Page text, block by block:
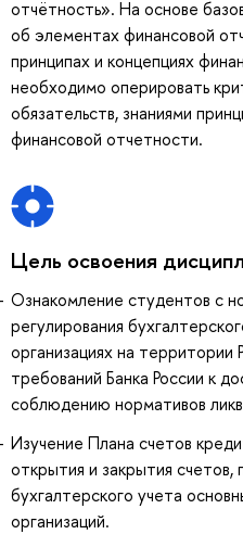
отчётность». На основе
об элементах финансовой
принципах и концепциях
необходимо оперировать
обязательств, знаниями
финансовой отчетности.
Цель освоения
Ознакомление студентов с
регулирования
организациях на
требований Банка России к
соблюдению нормативов
Изучение Плана счетов
открытия и закрытия счетов,
бухгалтерского учета
организаций.